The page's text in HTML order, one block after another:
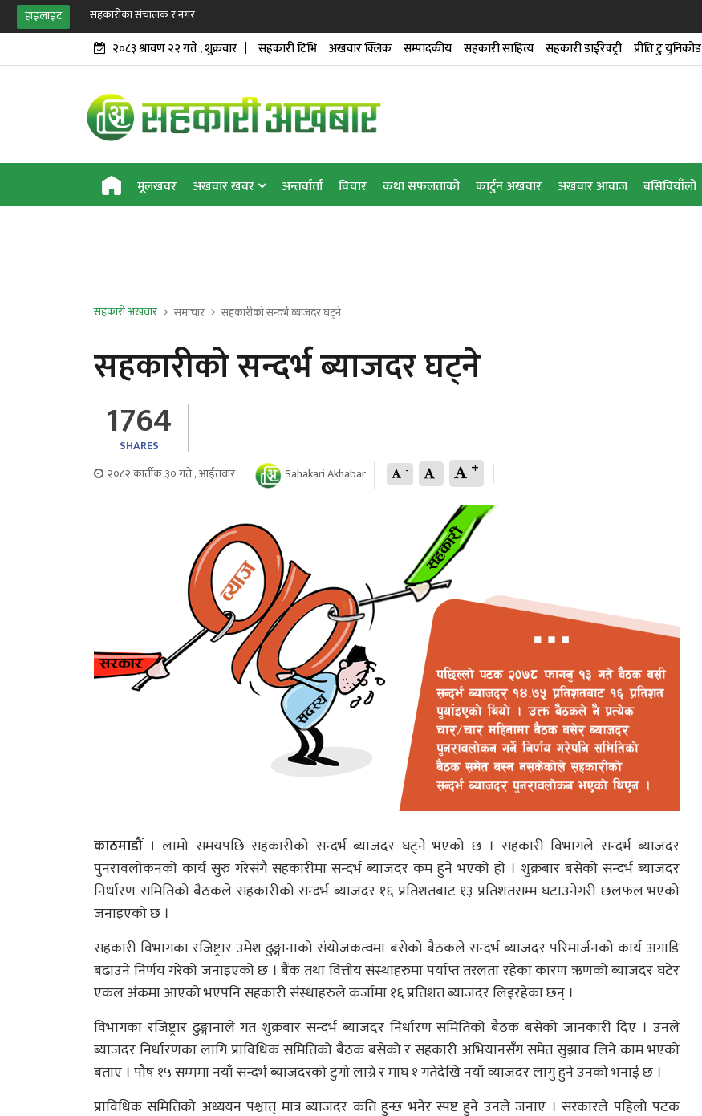
हाइलाइट सहकारीका संचालक र नगरप्रमुख सहित ११
२०८३ श्रावण २२ गते , शुक्रवार सहकारी टिभि अखवार क्लिक सम्पादकीय सहकारी साहित्य सहकारी डाईरेक्ट्री प्रीति टु युनिकोड
मूलखवर अखवार खवर अन्तर्वार्ता विचार कथा सफलताको कार्टुन अखवार अखवार आवाज बसिवियाँलो
सहकारी अखवार समाचार सहकारीको सन्दर्भ ब्याजदर घट्ने
सहकारीको सन्दर्भ ब्याजदर घट्ने
1764
SHARES
२०८२ कार्तीक ३० गते , आईतवार
Sahakari Akhabar - +
काठमाडौं । लामो समयपछि सहकारीको सन्दर्भ ब्याजदर घट्ने भएको छ । सहकारी विभागले सन्दर्भ ब्याजदर
पुनरावलोकनको कार्य सुरु गरेसंगै सहकारीमा सन्दर्भ ब्याजदर कम हुने भएको हो । शुक्रबार बसेको सन्दर्भ ब्याजदर
निर्धारण समितिको बैठकले सहकारीको सन्दर्भ ब्याजदर १६ प्रतिशतबाट १३ प्रतिशतसम्म घटाउनेगरी छलफल भएको
जनाइएको छ ।
सहकारी विभागका रजिष्ट्रार उमेश ढुङ्गानाको संयोजकत्वमा बसेको बैठकले सन्दर्भ ब्याजदर परिमार्जनको कार्य अगाडि
बढाउने निर्णय गरेको जनाइएको छ । बैंक तथा वित्तीय संस्थाहरुमा पर्याप्त तरलता रहेका कारण ऋणको ब्याजदर घटेर
एकल अंकमा आएको भएपनि सहकारी संस्थाहरुले कर्जामा १६ प्रतिशत ब्याजदर लिइरहेका छन् ।
विभागका रजिष्ट्रार ढुङ्गानाले गत शुक्रबार सन्दर्भ ब्याजदर निर्धारण समितिको बैठक बसेको जानकारी दिए । उनले
ब्याजदर निर्धारणका लागि प्राविधिक समितिको बैठक बसेको र सहकारी अभियानसँग समेत सुझाव लिने काम भएको
बताए । पौष १५ सम्ममा नयाँ सन्दर्भ ब्याजदरको टुंगो लाग्ने र माघ १ गतेदेखि नयाँ व्याजदर लागु हुने उनको भनाई छ ।
प्राविधिक समितिको अध्ययन पश्चात् मात्र ब्याजदर कति हुन्छ भनेर स्पष्ट हुने उनले जनाए । सरकारले पहिलो पटक